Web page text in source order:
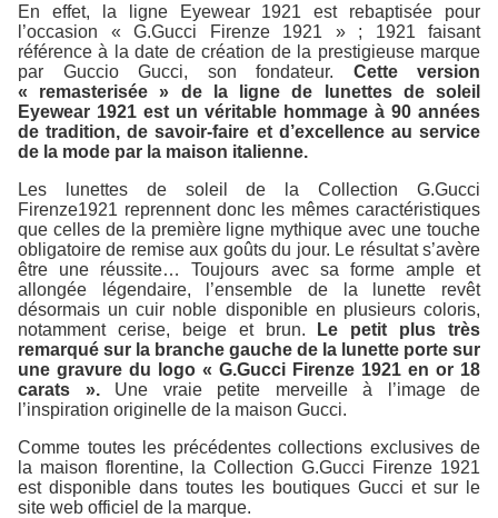
En effet, la ligne Eyewear 1921 est rebaptisée pour
l’occasion « G.Gucci Firenze 1921 » ; 1921 faisant
référence à la date de création de la prestigieuse marque
par Guccio Gucci, son fondateur. Cette version
« remasterisée » de la ligne de lunettes de soleil
Eyewear 1921 est un véritable hommage à 90 années
de tradition, de savoir-faire et d’excellence au service
de la mode par la maison italienne.
Les lunettes de soleil de la Collection G.Gucci
Firenze1921 reprennent donc les mêmes caractéristiques
que celles de la première ligne mythique avec une touche
obligatoire de remise aux goûts du jour. Le résultat s’avère
être une réussite… Toujours avec sa forme ample et
allongée légendaire, l’ensemble de la lunette revêt
désormais un cuir noble disponible en plusieurs coloris,
notamment cerise, beige et brun.
Le petit plus très
remarqué sur la branche gauche de la lunette porte sur
une gravure du logo « G.Gucci Firenze 1921 en or 18
carats ».Une vraie petite merveille à l’image de
l’inspiration originelle de la maison Gucci.
Comme toutes les précédentes collections exclusives de
la maison florentine, la Collection G.Gucci Firenze 1921
est disponible dans toutes les boutiques Gucci et sur le
site web officiel de la marque.